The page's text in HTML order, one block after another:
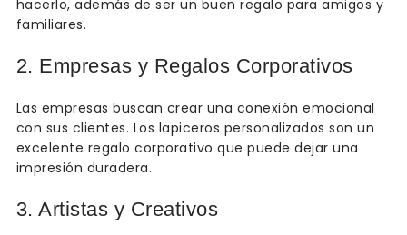
hacerlo, además de ser un buen regalo para amigos y
familiares.
2. Empresas y Regalos Corporativos
Las empresas buscan crear una conexión emocional
con sus clientes. Los lapiceros personalizados son un
excelente regalo corporativo que puede dejar una
impresión duradera.
3. Artistas y Creativos